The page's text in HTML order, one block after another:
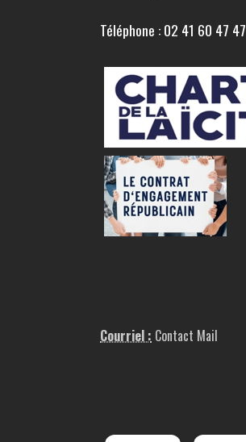
Téléphone : 02 41 60 47 47
Courriel : Contact Mail